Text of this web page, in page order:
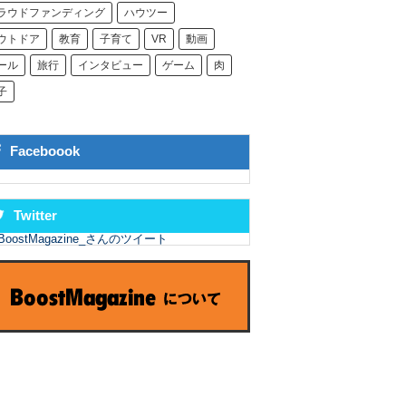
ウドファンディング ハウツー
トドア 教育 子育て VR 動画
ル 旅行 インタビュー ゲーム 肉
Faceboook
Twitter
さんのツイート